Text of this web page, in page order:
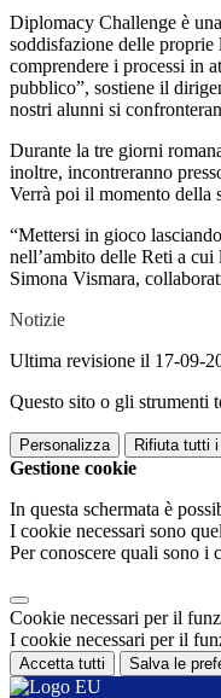
Diplomacy Challenge è
soddisfazione delle proprie
comprendere i processi in
pubblico”, sostiene il
nostri alunni si
Durante la tre giorni
inoltre, incontreranno
Verrà poi il momento della
“Mettersi in gioco
nell’ambito delle Reti a cui
Simona Vismara,
Notizie
Ultima revisione il 17-09-
Questo sito o gli strumenti
Personalizza Rifiuta tutti i
Gestione cookie
In questa schermata è
I cookie necessari sono
Per conoscere quali sono i
Cookie necessari per il
I cookie necessari per il
Accetta tutti Salva le